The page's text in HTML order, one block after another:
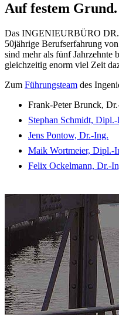
Auf festem Grund.
Das INGENIEURBÜRO
50jährige Berufserfahrung
sind mehr als fünf Jahrzehnte
gleichzeitig enorm viel Zeit
Zum Führungsteam des
Frank-Peter Brunck,
Stephan Schmidt,
Jens Pontow, Dr.-Ing.
Maik Wortmeier, Dipl.-
Felix Ockelmann, Dr.-